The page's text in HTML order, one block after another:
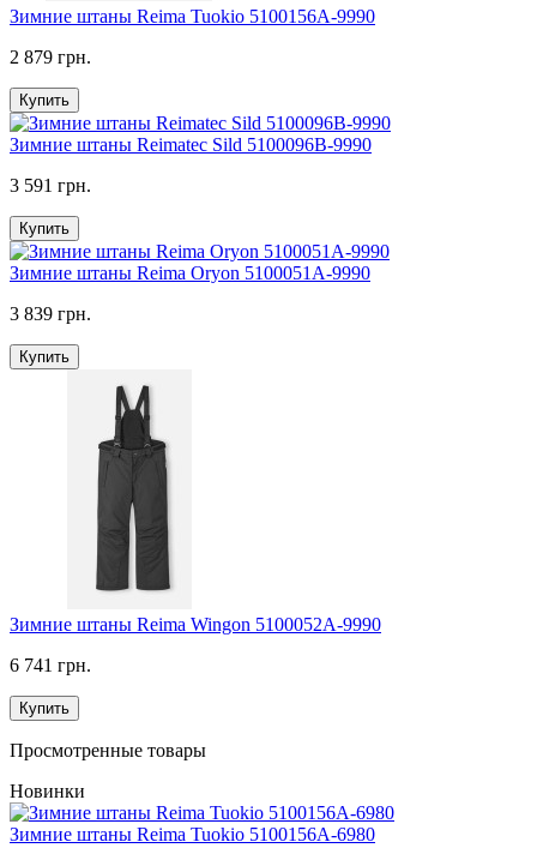
Зимние штаны Reima Tuokio 5100156A-9990
2 879 грн.
Купить
Зимние штаны Reimatec Sild 5100096B-9990
3 591 грн.
Купить
Зимние штаны Reima Oryon 5100051A-9990
3 839 грн.
Купить
Зимние штаны Reima Wingon 5100052A-9990
6 741 грн.
Купить
Просмотренные товары
Новинки
Зимние штаны Reima Tuokio 5100156A-6980